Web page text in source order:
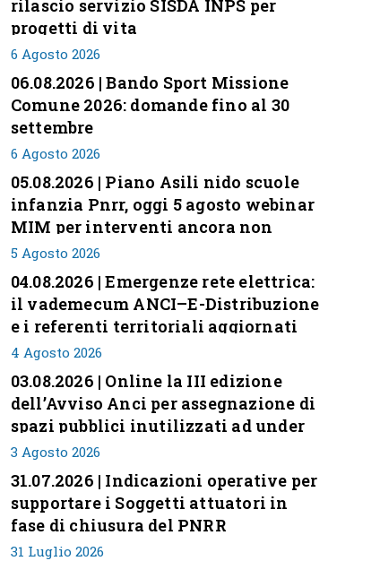
rilascio servizio SISDA INPS per
progetti di vita
6 Agosto 2026
06.08.2026 | Bando Sport Missione
Comune 2026: domande fino al 30
settembre
6 Agosto 2026
05.08.2026 | Piano Asili nido scuole
infanzia Pnrr, oggi 5 agosto webinar
MIM per interventi ancora non
conclusi
5 Agosto 2026
04.08.2026 | Emergenze rete elettrica:
il vademecum ANCI–E-Distribuzione
e i referenti territoriali aggiornati
4 Agosto 2026
03.08.2026 | Online la III edizione
dell’Avviso Anci per assegnazione di
spazi pubblici inutilizzati ad under
35
3 Agosto 2026
31.07.2026 | Indicazioni operative per
supportare i Soggetti attuatori in
fase di chiusura del PNRR
31 Luglio 2026